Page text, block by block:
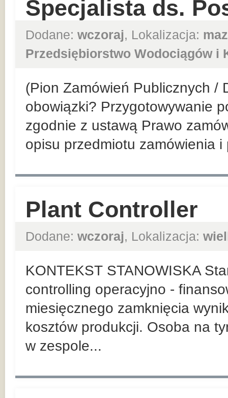
Specjalista ds.
Dodane: wczoraj, Lokalizacja:
Przedsiębiorstwo Wodociągów i
(Pion Zamówień Publicznych /
obowiązki? Przygotowywanie
zgodnie z ustawą Prawo
opisu przedmiotu zamówienia
Plant Controller
Dodane: wczoraj, Lokalizacja:
KONTEKST STANOWISKA
controlling operacyjno -
miesięcznego zamknięcia
kosztów produkcji. Osoba na
w zespole...